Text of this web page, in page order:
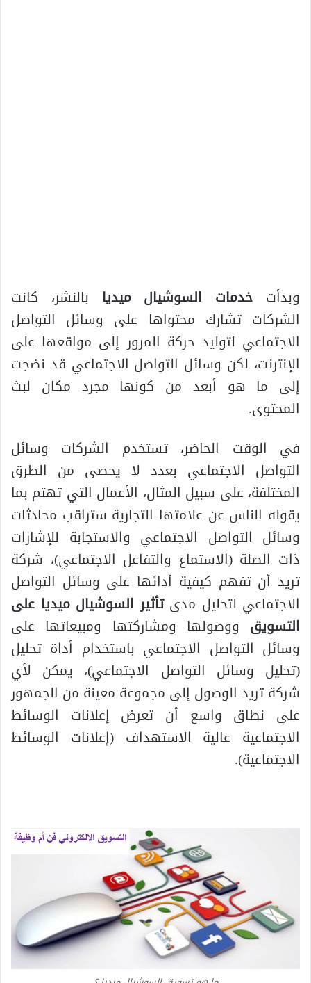
وبدأت خدمات السوشيال ميديا بالنشر، كانت
الشركات تشارك محتواها على وسائل التواصل
الاجتماعي لتوليد حركة المرور إلى مواقعها على
الإنترنت، لكن وسائل التواصل الاجتماعي قد نضجت
إلى ما هو أبعد من كونها مجرد مكان لبث
المحتوى.
في الوقت الحاضر، تستخدم الشركات وسائل
التواصل الاجتماعي بعدد لا يحصى من الطرق
المختلفة، على سبيل المثال، الأعمال التي تهتم بما
يقوله الناس عن علامتها التجارية ستراقب محادثات
وسائل التواصل الاجتماعي والاستجابة للإشارات
ذات الصلة (الاستماع والتفاعل الاجتماعي)، شركة
تريد أن تفهم كيفية أدائها على وسائل التواصل
الاجتماعي لتحليل مدىتأثير السوشيال ميديا على
التسويق ووصولها ومشاركتها ومبيعاتها على
وسائل التواصل الاجتماعي باستخدام أداة تحليل
(تحليل وسائل التواصل الاجتماعي)، يمكن لأي
شركة تريد الوصول إلى مجموعة معينة من الجمهور
على نطاق واسع أن تعرض إعلانات الوسائط
الاجتماعية عالية الاستهداف (إعلانات الوسائط
الاجتماعية).